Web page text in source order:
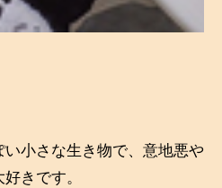
小さな生き物で、意地悪や
きです。